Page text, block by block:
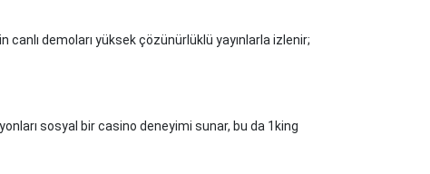
canlı demoları yüksek çözünürlüklü yayınlarla izlenir;
sosyal bir casino deneyimi sunar, bu da 1king